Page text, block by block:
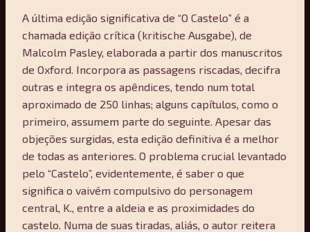
A última edição significativa de “O Castelo” é a
chamada edição crítica (kritische Ausgabe), de
Malcolm Pasley, elaborada a partir dos manuscritos
de Oxford. Incorpora as passagens riscadas, decifra
outras e integra os apêndices, tendo num total
aproximado de 250 linhas; alguns capítulos, como o
primeiro, assumem parte do seguinte. Apesar das
objeções surgidas, esta edição definitiva é a melhor
de todas as anteriores. O problema crucial levantado
pelo “Castelo”, evidentemente, é saber o que
significa o vaivém compulsivo do personagem
central, K., entre a aldeia e as proximidades do
castelo. Numa de suas tiradas, aliás, o autor reitera